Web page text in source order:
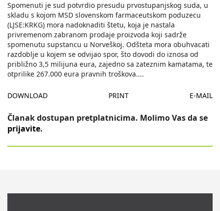
Spomenuti je sud potvrdio presudu prvostupanjskog suda, u
skladu s kojom MSD slovenskom farmaceutskom poduzecu
(LJSE:KRKG) mora nadoknaditi štetu, koja je nastala
privremenom zabranom prodaje proizvoda koji sadrže
spomenutu supstancu u Norveškoj. Odšteta mora obuhvacati
razdoblje u kojem se odvijao spor, što dovodi do iznosa od
približno 3,5 milijuna eura, zajedno sa zateznim kamatama, te
otprilike 267.000 eura pravnih troškova....
DOWNLOAD PRINT E-MAIL
Članak dostupan pretplatnicima. Molimo Vas da se
prijavite.